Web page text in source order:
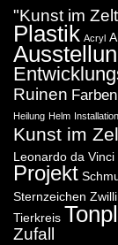
"Kunst im
Plastik Acryl
Ruinen Farben
Heilung Helm Installation
Kunst im
Leonardo da Vinci
Projekt
Sternzeichen
Tierkreis
Zufall